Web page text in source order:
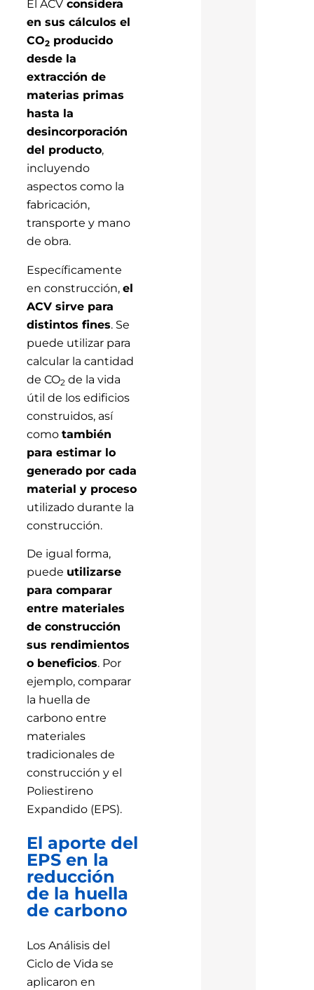
El ACVconsidera
en sus cálculos el
CO2producido
desde la
extracción de
materias primas
hasta la
desincorporación
del producto,
incluyendo
aspectos como la
fabricación,
transporte y mano
de obra.
Específicamente
en construcción, el
ACV sirve para
distintos fines. Se
puede utilizar para
calcular la cantidad
de CO2 de la vida
útil de los edificios
construidos, así
como también
para estimar lo
generado por cada
material y proceso
utilizado durante la
construcción.
De igual forma,
puede utilizarse
para comparar
entre materiales
de construcción
sus rendimientos
o beneficios. Por
ejemplo, comparar
la huella de
carbono entre
materiales
tradicionales de
construcción y el
Poliestireno
Expandido (EPS).
El aporte del
EPS en la
reducción
de la huella
de carbono
Los Análisis del
Ciclo de Vida se
aplicaron en